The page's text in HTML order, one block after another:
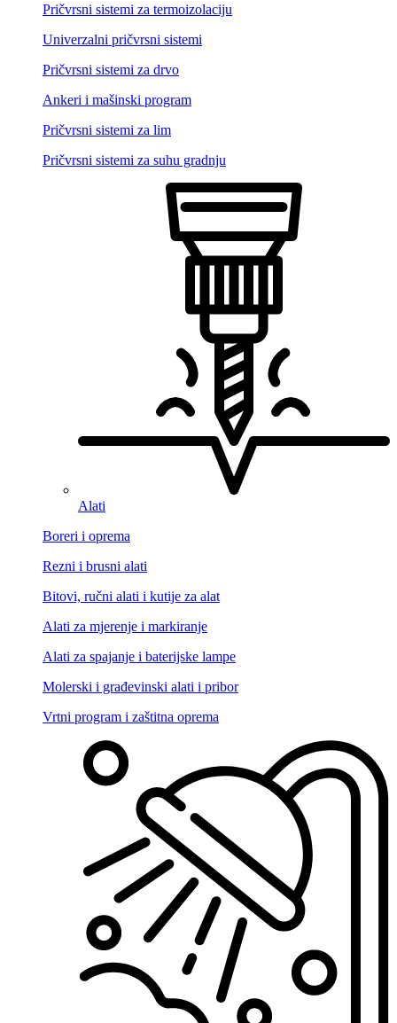
Pričvrsni sistemi za termoizolaciju
Univerzalni pričvrsni sistemi
Pričvrsni sistemi za drvo
Ankeri i mašinski program
Pričvrsni sistemi za lim
Pričvrsni sistemi za suhu gradnju
Alati
Boreri i oprema
Rezni i brusni alati
Bitovi, ručni alati i kutije za alat
Alati za mjerenje i markiranje
Alati za spajanje i baterijske lampe
Molerski i građevinski alati i pribor
Vrtni program i zaštitna oprema